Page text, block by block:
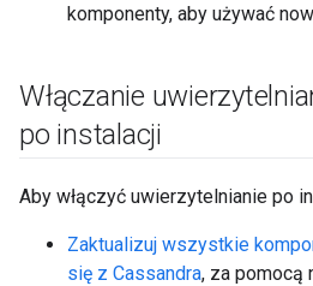
komponenty, aby używać
Włączanie
po instalacji
Aby włączyć uwierzytelnianie po
Zaktualizuj wszystkie
się z Cassandra, za pomocą